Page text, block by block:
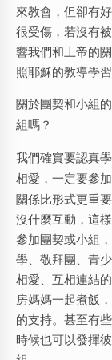
來教會，但卻有
很受傷，若沒有
響我們和上帝的
照耶穌的教導學習
關於團契和小組
組嗎？
我們確實要認真
相愛，一定要參
關係比形式更重
沒什麼互動，這
參加團契或小組
學、敬拜團、青
相愛、互相連結
房媽媽一起煮飯
的支持。甚至有
時候也可以發揮